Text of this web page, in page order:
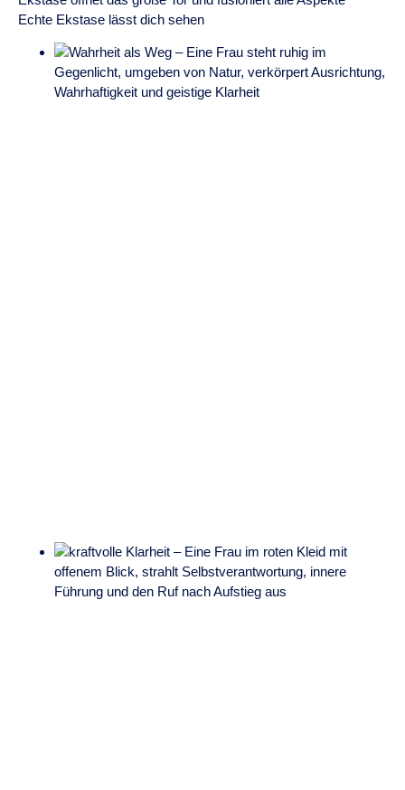
Echte Ekstase lässt dich sehen